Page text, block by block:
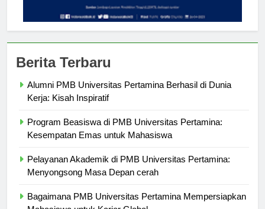
Berita Terbaru
Alumni PMB Universitas Pertamina Berhasil di Dunia
Program Beasiswa di PMB Universitas Pertamina:
Pelayanan Akademik di PMB Universitas Pertamina:
Bagaimana PMB Universitas Pertamina Mempersiapkan